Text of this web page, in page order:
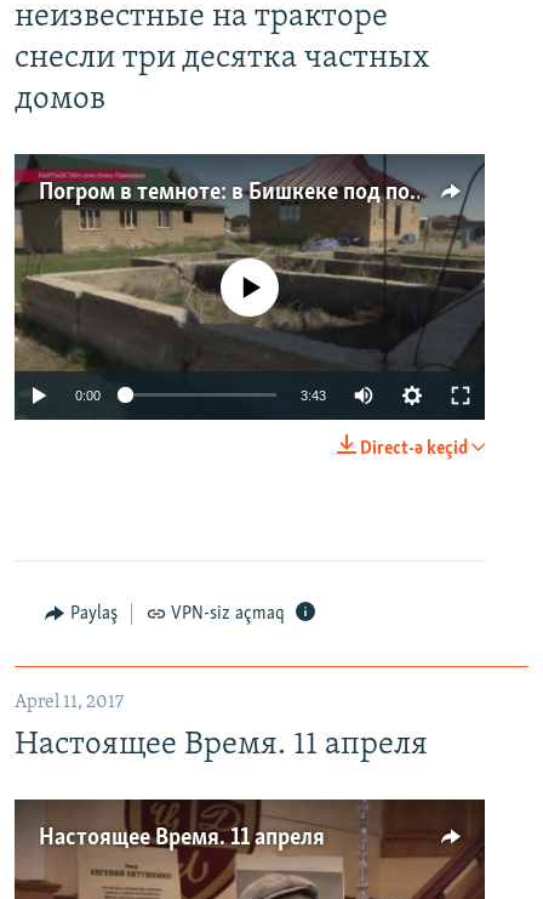
неизвестные на тракторе
снесли три десятка частных
домов
Погром в темноте: в Бишкеке под покровом ночи неизвестные на тракторе снесли три десятка частных домов
No media source currently available
0:00 3:43
Direct-ə keçid
Paylaş VPN-siz açmaq
Aprel 11, 2017
Настоящее Время. 11 апреля
Настоящее Время. 11 апреля